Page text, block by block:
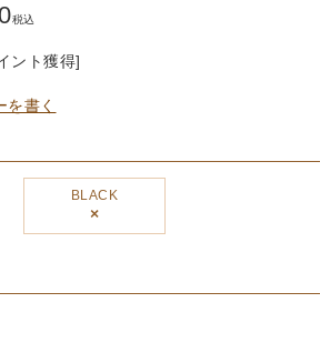
税込
ント獲得]
を書く
BLACK
×